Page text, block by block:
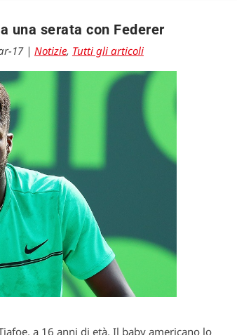
una serata con Federer
17| Notizie, Tutti gli articoli
a 16 anni di età. Il baby americano lo